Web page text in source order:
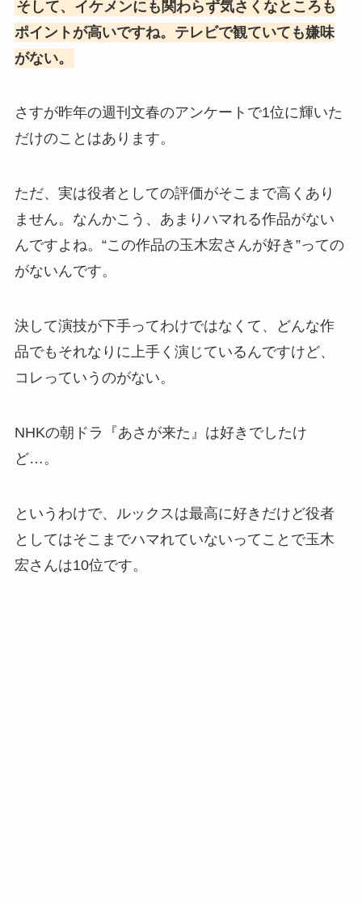
そして、イケメンにも関わらず気さくなところも
ポイントが高いですね。テレビで観ていても嫌味
がない。
さすが昨年の週刊文春のアンケートで1位に輝いた
だけのことはあります。
ただ、実は役者としての評価がそこまで高くあり
ません。なんかこう、あまりハマれる作品がない
んですよね。“この作品の玉木宏さんが好き”っての
がないんです。
決して演技が下手ってわけではなくて、どんな作
品でもそれなりに上手く演じているんですけど、
コレっていうのがない。
NHKの朝ドラ『あさが来た』は好きでしたけ
ど…。
というわけで、ルックスは最高に好きだけど役者
としてはそこまでハマれていないってことで玉木
宏さんは10位です。